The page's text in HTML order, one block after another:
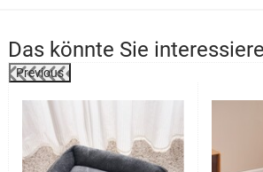
Das könnte Sie
Previous